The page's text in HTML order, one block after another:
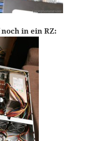
noch in ein RZ: